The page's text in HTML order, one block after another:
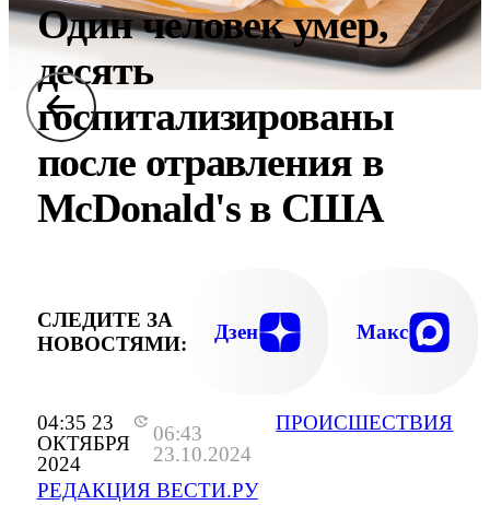
04:35 23
ОКТЯБРЯ
2024
06:43
23.10.2024
РЕДАКЦИЯ ВЕСТИ.РУ
ПРОИСШЕСТВИЯ
Один человек умер,
десять
госпитализированы
после отравления в
McDonald's в США
СЛЕДИТЕ ЗА
НОВОСТЯМИ:
Дзен Макс